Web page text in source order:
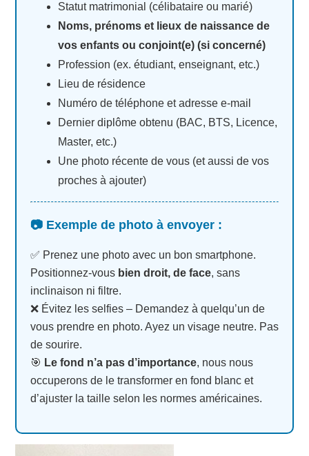
Statut matrimonial (célibataire ou marié)
Noms, prénoms et lieux de naissance de
vos enfants ou conjoint(e) (si concerné)
Profession (ex. étudiant, enseignant, etc.)
Lieu de résidence
Numéro de téléphone et adresse e-mail
Dernier diplôme obtenu (BAC, BTS, Licence,
Master, etc.)
Une photo récente de vous (et aussi de vos
proches à ajouter)
📷 Exemple de photo à envoyer :
✅ Prenez une photo avec un bon smartphone.
Positionnez-vous bien droit, de face, sans
inclinaison ni filtre.
❌ Évitez les selfies – Demandez à quelqu’un de
vous prendre en photo. Ayez un visage neutre. Pas
de sourire.
🎯 Le fond n’a pas d’importance, nous nous
occuperons de le transformer en fond blanc et
d’ajuster la taille selon les normes américaines.